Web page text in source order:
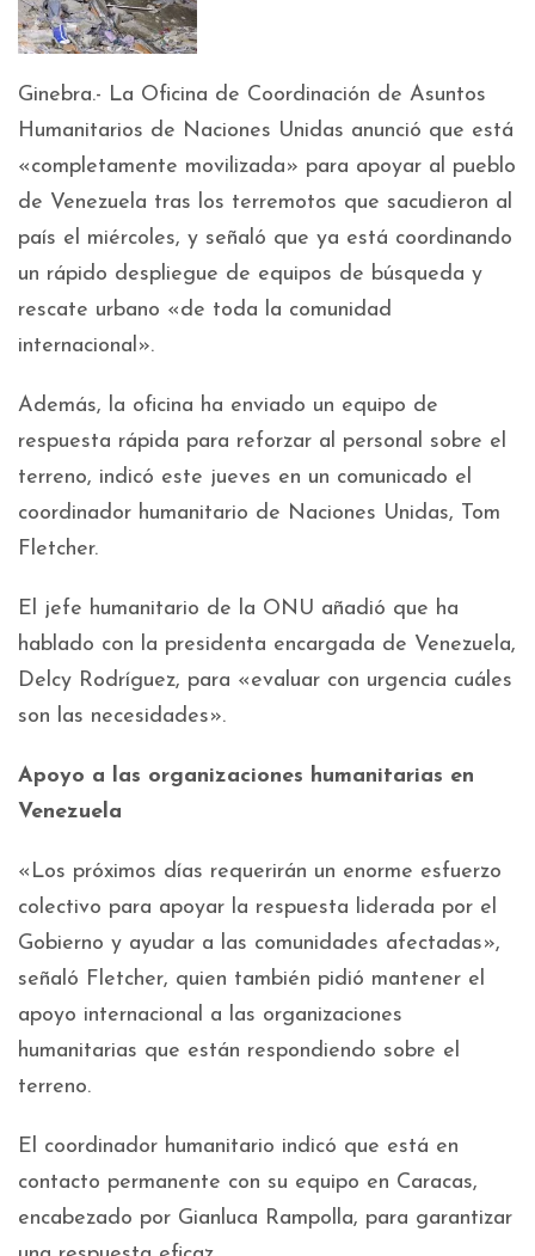
Ginebra.- La Oficina de Coordinación de Asuntos
Humanitarios de Naciones Unidas anunció que está
«completamente movilizada» para apoyar al pueblo
de Venezuela tras los terremotos que sacudieron al
país el miércoles, y señaló que ya está coordinando
un rápido despliegue de equipos de búsqueda y
rescate urbano «de toda la comunidad
internacional».
Además, la oficina ha enviado un equipo de
respuesta rápida para reforzar al personal sobre el
terreno, indicó este jueves en un comunicado el
coordinador humanitario de Naciones Unidas, Tom
Fletcher.
El jefe humanitario de la ONU añadió que ha
hablado con la presidenta encargada de Venezuela,
Delcy Rodríguez, para «evaluar con urgencia cuáles
son las necesidades».
Apoyo a las organizaciones humanitarias en
Venezuela
«Los próximos días requerirán un enorme esfuerzo
colectivo para apoyar la respuesta liderada por el
Gobierno y ayudar a las comunidades afectadas»,
señaló Fletcher, quien también pidió mantener el
apoyo internacional a las organizaciones
humanitarias que están respondiendo sobre el
terreno.
El coordinador humanitario indicó que está en
contacto permanente con su equipo en Caracas,
encabezado por Gianluca Rampolla, para garantizar